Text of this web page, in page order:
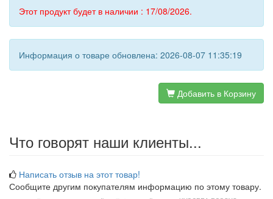
Этот продукт будет в наличии : 17/08/2026.
Информация о товаре обновлена: 2026-08-07 11:35:19
Добавить в Корзину
Что говорят наши клиенты...
Написать отзыв на этот товар!
Сообщите другим покупателям информацию по этому товару.